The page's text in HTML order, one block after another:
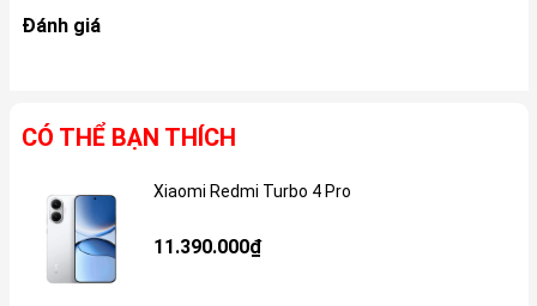
Đánh giá
CÓ THỂ BẠN THÍCH
Xiaomi Redmi Turbo 4 Pro
11.390.000₫